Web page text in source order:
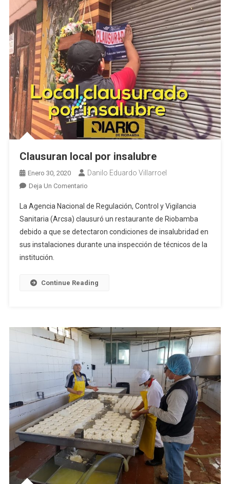
Clausuran local por insalubre
Enero 30, 2020 Danilo Eduardo Villarroel
Deja Un ComentarioEn
Local
Por
Insalubre
La Agencia Nacional de Regulación, Control y Vigilancia
Sanitaria (Arcsa) clausuró un restaurante de Riobamba
debido a que se detectaron condiciones de insalubridad en
sus instalaciones durante una inspección de técnicos de la
institución.
Continue Reading